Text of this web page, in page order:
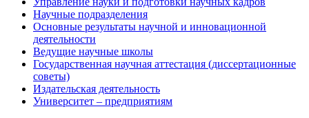
Научные подразделения
Основные результаты научной и инновационной
деятельности
Ведущие научные школы
Государственная научная аттестация (диссертационные
советы)
Издательская деятельность
Университет – предприятиям